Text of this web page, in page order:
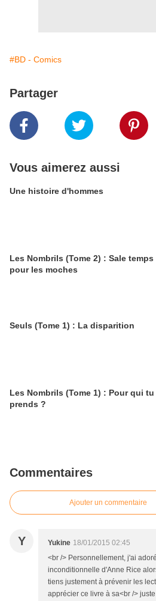
#BD - Comics
Partager
Vous aimerez aussi
Une histoire d'hommes
Les Nombrils (Tome 2) : Sale temps
pour les moches
Seuls (Tome 1) : La disparition
Les Nombrils (Tome 1) : Pour qui tu
prends ?
Commentaires
Ajouter un commentaire
Y Yukine 18/01/2015 02:45
<br /> Personnellement, j'ai
inconditionnelle d'Anne Rice
tiens justement à prévenir les
apprécier ce livre à sa<br />